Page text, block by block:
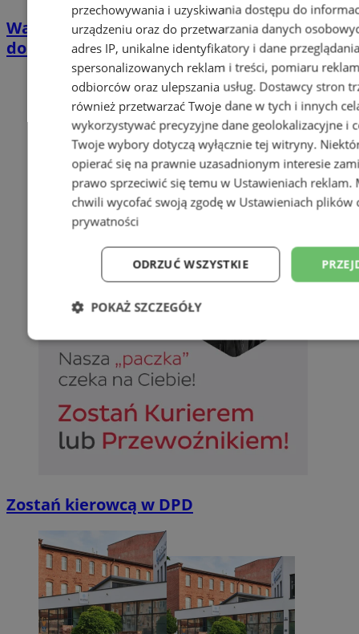
Wakacyjny wypoczynek nad Bałtykiem w
domkach Szmaragdowe Morze
Zostań kierowcą w DPD
przechowywania i uzyskiwania dostępu do
urządzeniu oraz do przetwarzania danych
adres IP, unikalne identyfikatory i dane
spersonalizowanych reklam i treści, pomiaru
odbiorców oraz ulepszania usług. Dostawcy stron
również przetwarzać Twoje dane w tych i innych
wykorzystywać precyzyjne dane geolokalizacyjne i
Twoje wybory dotyczą wyłącznie tej witryny.
opierać się na prawnie uzasadnionym interesie
prawo sprzeciwić się temu w Ustawieniach reklam.
chwili wycofać swoją zgodę w Ustawieniach plików
prywatności
ODRZUĆ WSZYSTKIE
POKAŻ SZCZEGÓŁY
Niezbędne Wydajność
Niesklasyfikowane
Niezbędne Wydajność
Niezbędne pliki cookie umożliwiają korzystanie z podstawowych
takich jak logowanie użytkownika i zarządzanie kontem. Bez
można prawidłowo korzystać ze strony internetowej.
Nazwa
Provider/
Domena